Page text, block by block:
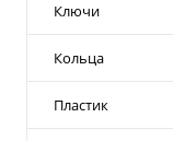
Ключи
Кольца
Пластик